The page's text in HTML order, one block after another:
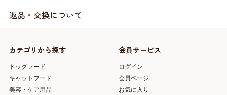
返品・交換について
カテゴリから探す
ドッグフード
キャットフード
美容・ケア用品
会員サービス
ログイン
会員ページ
お気に入り